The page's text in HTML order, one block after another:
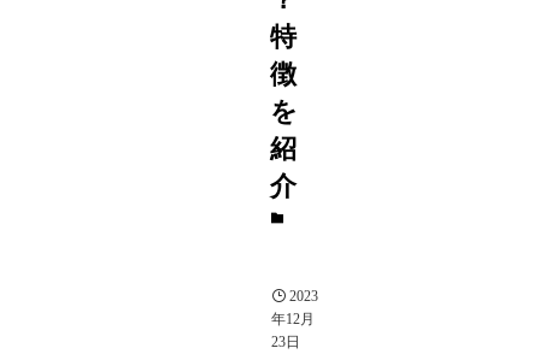
特
徴
を
紹
介
2023
年12月
23日